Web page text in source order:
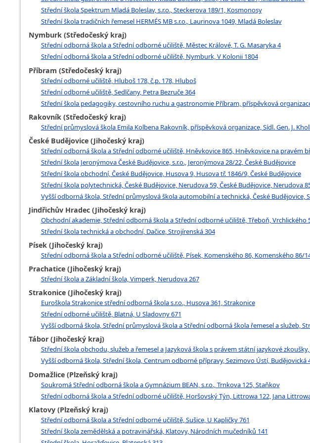
Střední škola Spektrum Mladá Boleslav, s.r.o., Steckerova 189/1, Kosmonosy
Střední škola tradičních řemesel HERMÉS MB s.r.o., Laurinova 1049, Mladá Boleslav
Nymburk (Středočeský kraj)
Střední odborná škola a Střední odborné učiliště, Městec Králové, T. G. Masaryka 4
Střední odborná škola a Střední odborné učiliště, Nymburk, V Kolonii 1804
Příbram (Středočeský kraj)
Střední odborné učiliště, Hluboš 178, č.p. 178, Hluboš
Střední odborné učiliště, Sedlčany, Petra Bezruče 364
Střední škola pedagogiky, cestovního ruchu a gastronomie Příbram, příspěvková
Rakovník (Středočeský kraj)
Střední průmyslová škola Emila Kolbena Rakovník, příspěvková organizace, Sídl. Gen. J.
České Budějovice (Jihočeský kraj)
Střední odborná škola a Střední odborné učiliště, Hněvkovice 865, Hněvkovice na pravém
Střední škola Jeronýmova České Budějovice, s.r.o., Jeronýmova 28/22, České Budějovice
Střední škola obchodní, České Budějovice, Husova 9, Husova tř. 1846/9, České Budějovice
Střední škola polytechnická, České Budějovice, Nerudova 59, České Budějovice, Nerudova
Vyšší odborná škola, Střední průmyslová škola automobilní a technická, České Budějovice,
Jindřichův Hradec (Jihočeský kraj)
Obchodní akademie, Střední odborná škola a Střední odborné učiliště, Třeboň, Vrchlického
Střední škola technická a obchodní, Dačice, Strojírenská 304
Písek (Jihočeský kraj)
Střední odborná škola a Střední odborné učiliště, Písek, Komenského 86, Komenského 86/
Prachatice (Jihočeský kraj)
Střední škola a Základní škola, Vimperk, Nerudova 267
Strakonice (Jihočeský kraj)
Euroškola Strakonice střední odborná škola s.r.o., Husova 361, Strakonice
Střední odborné učiliště, Blatná, U Sladovny 671
Vyšší odborná škola, Střední průmyslová škola a Střední odborná škola řemesel a služeb,
Tábor (Jihočeský kraj)
Střední škola obchodu, služeb a řemesel a Jazyková škola s právem státní jazykové
Vyšší odborná škola, Střední škola, Centrum odborné přípravy, Sezimovo Ústí, Budějovická
Domažlice (Plzeňský kraj)
Soukromá Střední odborná škola a Gymnázium BEAN, s.r.o., Trnkova 125, Staňkov
Střední odborná škola a Střední odborné učiliště, Horšovský Týn, Littrowa 122, Jana
Klatovy (Plzeňský kraj)
Střední odborná škola a Střední odborné učiliště, Sušice, U Kapličky 761
Střední škola zemědělská a potravinářská, Klatovy, Národních mučedníků 141